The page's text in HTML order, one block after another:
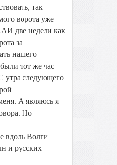
так
ворота уже
две недели как
за
нашего
тот же час
утра следующего
А являюсь я
Но
вдоль Волги
и русских